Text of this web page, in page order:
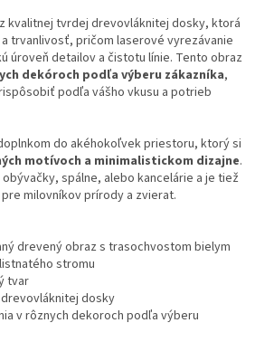
kvalitnej tvrdej drevovláknitej dosky, ktorá
trvanlivosť, pričom laserové vyrezávanie
úroveň detailov a čistotu línie. Tento obraz
dekóroch podľa výberu zákazníka,
podľa vášho vkusu a potrieb
do akéhokoľvek priestoru, ktorý si
motívoch a minimalistickom dizajne.
spálne, alebo kancelárie a je tiež
milovníkov prírody a zvierat.
drevený obraz s trasochvostom bielym
stromu
tvar
dosky
v rôznych dekoroch podľa výberu